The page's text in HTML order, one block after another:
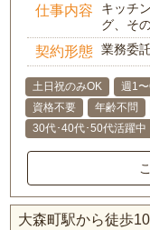
仕事内容
キッチ
グ、そ
契約形態 業務委
土日祝のみOK 週1
資格不要
年齢不問
30代･40代･50代活躍中
大森町駅から徒歩